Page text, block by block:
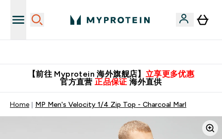
【前往 Myprotein 海外旗舰店】 立享更多优惠
官方直营 正品保证 海外直供
Home MP Men's Velocity 1/4 Zip Top - Charcoal Marl